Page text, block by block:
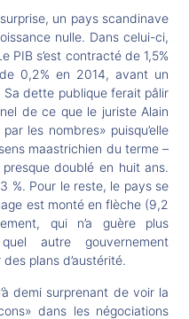
un pays scandinave
nulle. Dans celui-ci,
PIB s’est contracté de 1,5%
0,2% en 2014, avant un
dette publique ferait pâlir
de ce que le juriste Alain
les nombres» puisqu’elle
maastrichien du terme –
doublé en huit ans.
%. Pour le reste, le pays se
est monté en flèche (9,2
qui n’a guère plus
autre gouvernement
plans d’austérité.
demi surprenant de voir la
dans les négociations